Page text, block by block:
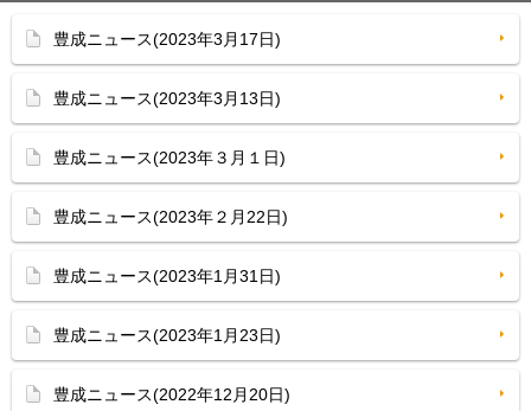
豊成ニュース(2023年3月17日)
豊成ニュース(2023年3月13日)
豊成ニュース(2023年３月１日)
豊成ニュース(2023年２月22日)
豊成ニュース(2023年1月31日)
豊成ニュース(2023年1月23日)
豊成ニュース(2022年12月20日)